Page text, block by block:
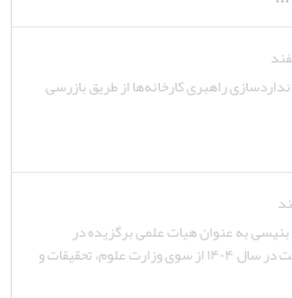
راهبری کارخانه‌ها از طریق بازرسی
به عنوان هیات علمی برگزیده در
همکاری با جامعه و صنعت در سال ۱۴۰۴ از سوی وزارت علوم، تحقیقات و